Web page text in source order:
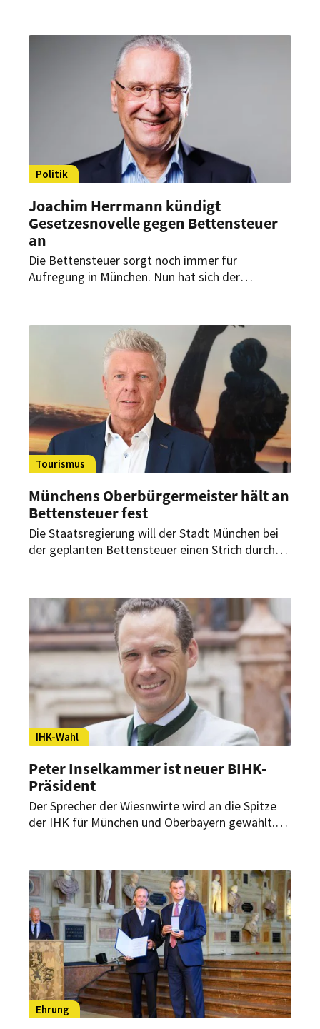
die Relevanz neuer Techniken und digitaler
Entwicklungen zu verdeutlichen.
Politik
Joachim Herrmann kündigt
Gesetzesnovelle gegen Bettensteuer
an
Die Bettensteuer sorgt noch immer für
Aufregung in München. Nun hat sich der
Änderung des Kommunalabgabengesetzes an.
Tourismus
Münchens Oberbürgermeister hält an
Bettensteuer fest
Die Staatsregierung will der Stadt München bei
der geplanten Bettensteuer einen Strich durch
hinnehmen. Wird er sich durchsetzen können?
IHK-Wahl
Peter Inselkammer ist neuer BIHK-
Präsident
Der Sprecher der Wiesnwirte wird an die Spitze
der IHK für München und Oberbayern gewählt.
vor.
Ehrung